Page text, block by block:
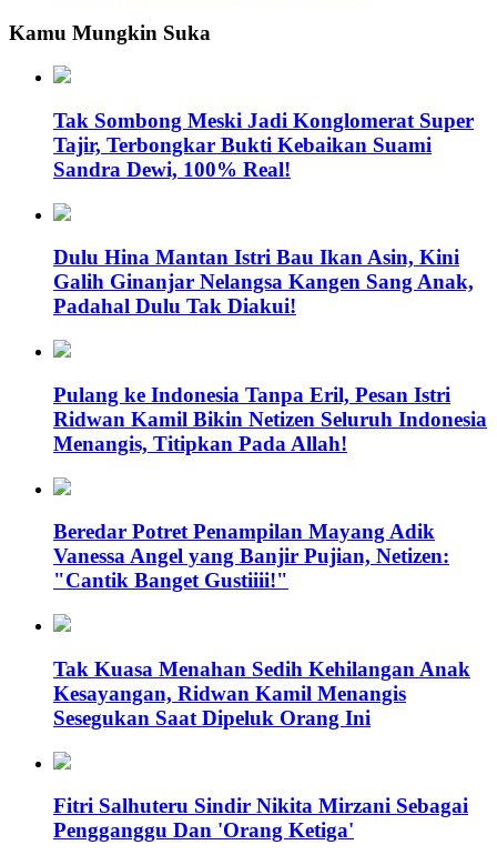
Kamu Mungkin Suka
Tak Sombong Meski Jadi Konglomerat Super
Tajir, Terbongkar Bukti Kebaikan Suami
Sandra Dewi, 100% Real!
Dulu Hina Mantan Istri Bau Ikan Asin, Kini
Galih Ginanjar Nelangsa Kangen Sang Anak,
Padahal Dulu Tak Diakui!
Pulang ke Indonesia Tanpa Eril, Pesan Istri
Ridwan Kamil Bikin Netizen Seluruh Indonesia
Menangis, Titipkan Pada Allah!
Beredar Potret Penampilan Mayang Adik
Vanessa Angel yang Banjir Pujian, Netizen:
"Cantik Banget Gustiiii!"
Tak Kuasa Menahan Sedih Kehilangan Anak
Kesayangan, Ridwan Kamil Menangis
Sesegukan Saat Dipeluk Orang Ini
Fitri Salhuteru Sindir Nikita Mirzani Sebagai
Pengganggu Dan 'Orang Ketiga'